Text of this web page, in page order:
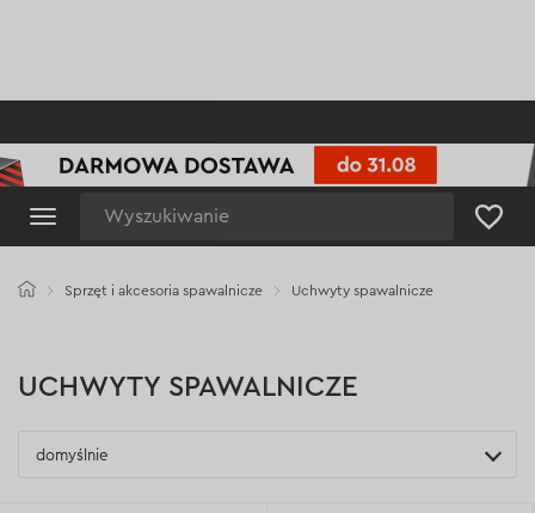
Sprzęt i akcesoria spawalnicze Uchwyty spawalnicze
UCHWYTY SPAWALNICZE
domyślnie